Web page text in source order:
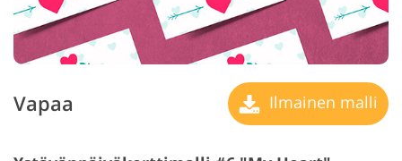
Vapaa Ilmainen malli